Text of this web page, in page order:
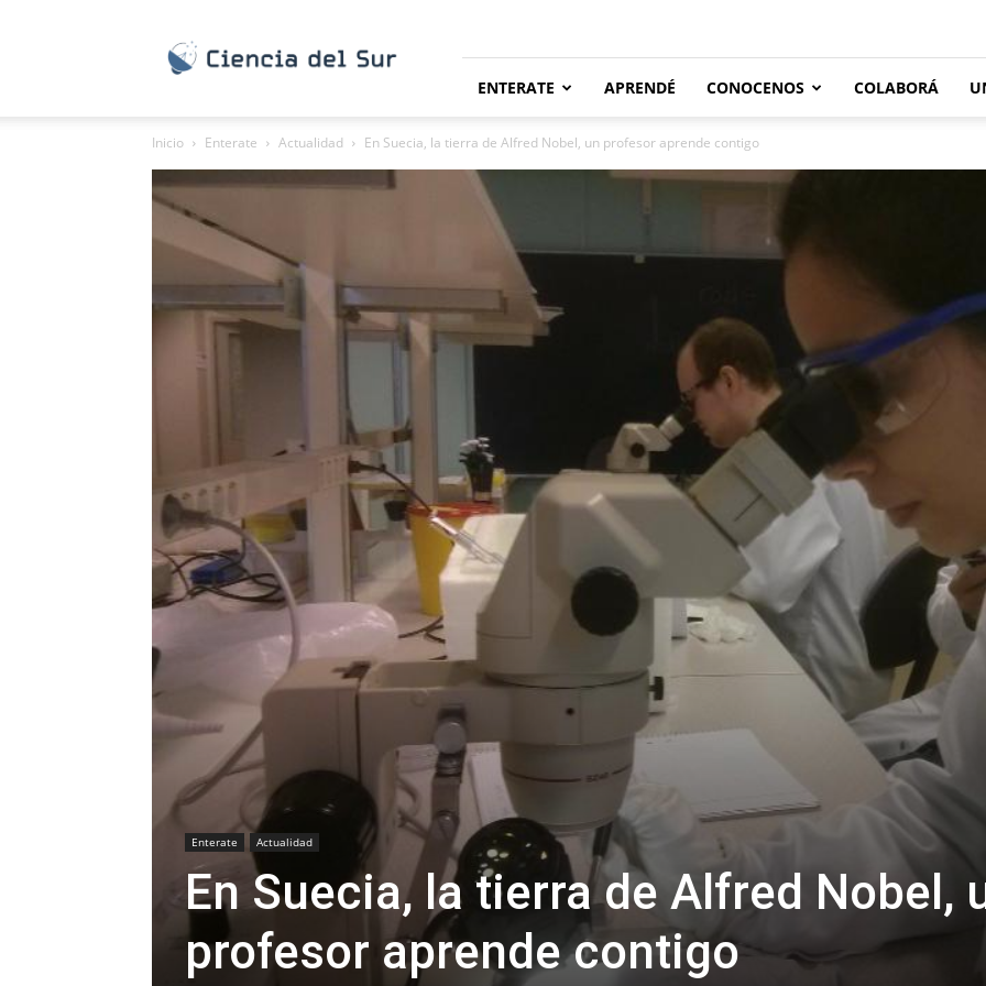
Sur
ENTERATE APRENDÉ CONOCENOS COLABORÁ
Inicio Enterate Actualidad En Suecia, la tierra de Alfred Nobel, un profesor aprende contigo
Enterate Actualidad
En Suecia, la tierra de Alfred Nobel,
profesor aprende contigo